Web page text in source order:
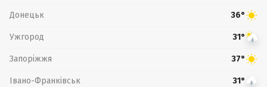
Донецьк 36°
Ужгород 31°
Запоріжжя 37°
Івано-Франківськ 31°